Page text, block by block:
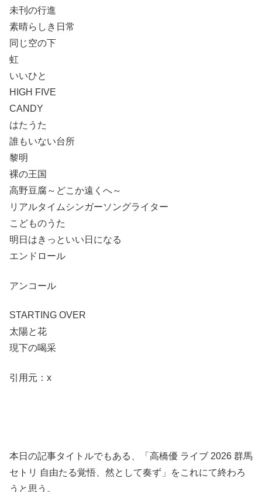
未刊の行進
素晴らしき日常
同じ空の下
虹
いいひと
HIGH FIVE
CANDY
はたうた
誰もいない台所
黎明
裸の王国
高野豆腐～どこか遠くへ～
リアルタイムシンガーソングライター
こどものうた
明日はきっといい日になる
エンドロール
アンコール
STARTING OVER
太陽と花
現下の喝采
引用元：x
本日の記事タイトルでもある、「高橋優 ライブ 2026 群馬
セトリ 自由たる覚悟、然として奏ず」をこれにて終わろ
うと思う。